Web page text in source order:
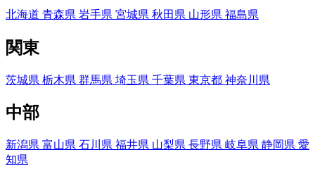
北海道 青森県 岩手県 宮城県 秋田県 山形県 福島県
関東
茨城県 栃木県 群馬県 埼玉県 千葉県 東京都 神奈川県
中部
新潟県 富山県 石川県 福井県 山梨県 長野県 岐阜県 静岡県 愛
知県